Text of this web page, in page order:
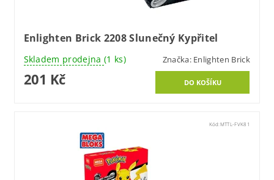
Enlighten Brick 2208 Slunečný Kypřitel
Skladem prodejna (1 ks) Značka: Enlighten Brick
201 Kč
Kód:MTTL-FVK81